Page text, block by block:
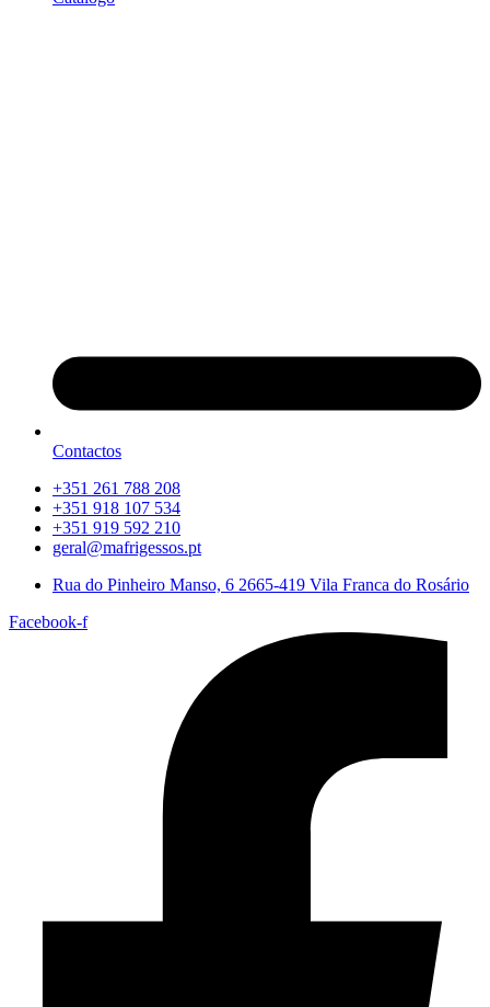
Contactos
+351 261 788 208
+351 918 107 534
+351 919 592 210
geral@mafrigessos.pt
Rua do Pinheiro Manso, 6 2665-419 Vila Franca do Rosário
Facebook-f